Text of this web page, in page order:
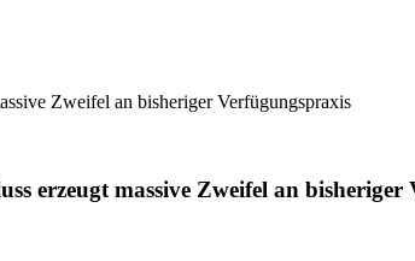
Zweifel an bisheriger Verfügungspraxis
erzeugt massive Zweifel an bisheriger